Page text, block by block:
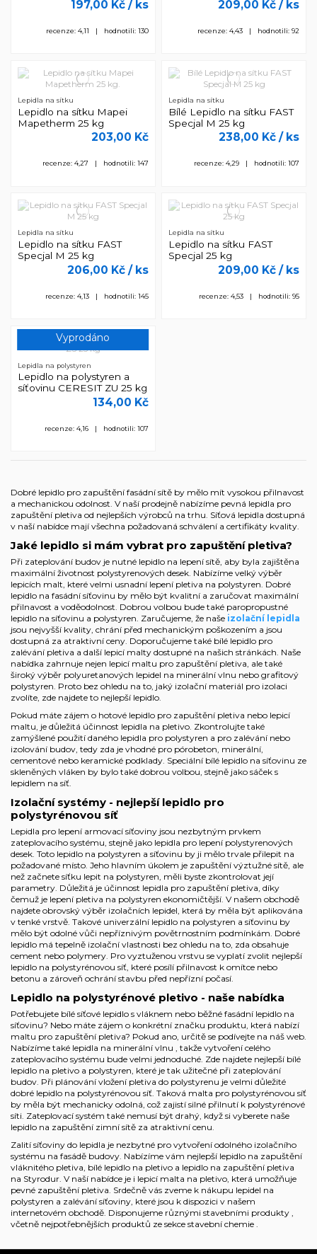
197,00 Kč / ks
recenze: 4,11 | hodnotili: 130
209,00 Kč / ks
recenze: 4,43 | hodnotili: 92
Lepidla na sítku
Lepidlo na sítku Mapei
Mapetherm 25 kg
203,00 Kč
recenze: 4,27 | hodnotili: 147
Lepidla na sítku
Bílé Lepidlo na sítku FAST
Specjal M 25 kg
238,00 Kč / ks
recenze: 4,29 | hodnotili: 107
Lepidla na sítku
Lepidlo na sítku FAST
Specjal M 25 kg
206,00 Kč / ks
recenze: 4,13 | hodnotili: 145
Lepidla na sítku
Lepidlo na sítku FAST
Specjal 25 kg
209,00 Kč / ks
recenze: 4,53 | hodnotili: 95
Vyprodáno
Lepidla na polystyren
Lepidlo na polystyren a
síťovinu CERESIT ZU 25 kg
134,00 Kč
recenze: 4,16 | hodnotili: 107
Dobré lepidlo pro zapuštění fasádní sítě by mělo mít vysokou přilnavost
a mechanickou odolnost. V naší prodejně nabízíme pevná lepidla pro
zapuštění pletiva od nejlepších výrobců na trhu. Síťová lepidla dostupná
v naší nabídce mají všechna požadovaná schválení a certifikáty kvality.
Jaké lepidlo si mám vybrat pro zapuštění pletiva?
Při zateplování budov je nutné lepidlo na lepení sítě, aby byla zajištěna
maximální životnost polystyrenových desek. Nabízíme velký výběr
lepicích malt, které velmi usnadní lepení pletiva na polystyren. Dobré
lepidlo na fasádní síťovinu by mělo být kvalitní a zaručovat maximální
přilnavost a voděodolnost. Dobrou volbou bude také paropropustné
lepidlo na síťovinu a polystyren. Zaručujeme, že naše izolační lepidla
jsou nejvyšší kvality, chrání před mechanickým poškozením a jsou
dostupná za atraktivní ceny. Doporučujeme také bílé lepidlo pro
zalévání pletiva a další lepicí malty dostupné na našich stránkách. Naše
nabídka zahrnuje nejen lepicí maltu pro zapuštění pletiva, ale také
široký výběr polyuretanových lepidel na minerální vlnu nebo grafitový
polystyren. Proto bez ohledu na to, jaký izolační materiál pro izolaci
zvolíte, zde najdete to nejlepší lepidlo.
Pokud máte zájem o hotové lepidlo pro zapuštění pletiva nebo lepicí
maltu, je důležitá účinnost lepidla na pletivo. Zkontrolujte také
zamýšlené použití daného lepidla pro polystyren a pro zalévání nebo
izolování budov, tedy zda je vhodné pro pórobeton, minerální,
cementové nebo keramické podklady. Speciální bílé lepidlo na síťovinu ze
skleněných vláken by bylo také dobrou volbou, stejně jako sáček s
lepidlem na síť.
Izolační systémy - nejlepší lepidlo pro
polystyrénovou síť
Lepidla pro lepení armovací síťoviny jsou nezbytným prvkem
zateplovacího systému, stejně jako lepidla pro lepení polystyrenových
desek. Toto lepidlo na polystyren a síťovinu by ji mělo trvale přilepit na
požadované místo. Jeho hlavním úkolem je zapuštění výztužné sítě, ale
než začnete síťku lepit na polystyren, měli byste zkontrolovat její
parametry. Důležitá je účinnost lepidla pro zapuštění pletiva, díky
čemuž je lepení pletiva na polystyren ekonomičtější. V našem obchodě
najdete obrovský výběr izolačních lepidel, která by měla být aplikována
v tenké vrstvě. Takové univerzální lepidlo na polystyren a síťovinu by
mělo být odolné vůči nepříznivým povětrnostním podmínkám. Dobré
lepidlo má tepelně izolační vlastnosti bez ohledu na to, zda obsahuje
cement nebo polymery. Pro vyztuženou vrstvu se vyplatí zvolit nejlepší
lepidlo na polystyrénovou síť, které posílí přilnavost k omítce nebo
betonu a zároveň ochrání stavbu před nepřízní počasí.
Lepidlo na polystyrénové pletivo - naše nabídka
Potřebujete bílé síťové lepidlo s vláknem nebo běžné fasádní lepidlo na
síťovinu? Nebo máte zájem o konkrétní značku produktu, která nabízí
maltu pro zapuštění pletiva? Pokud ano, určitě se podívejte na náš web.
Nabízíme také lepidla na minerální vlnu , takže vytvoření celého
zateplovacího systému bude velmi jednoduché. Zde najdete nejlepší bílé
lepidlo na pletivo a polystyren, které je tak užitečné při zateplování
budov. Při plánování vložení pletiva do polystyrenu je velmi důležité
dobré lepidlo na polystyrénovou síť. Taková malta pro polystyrénovou síť
by měla být mechanicky odolná, což zajistí silné přilnutí k polystyrénové
síti. Zateplovací systém také nemusí být drahý, když si vyberete naše
lepidlo na zapuštění zimní sítě za atraktivní cenu.
Zalití síťoviny do lepidla je nezbytné pro vytvoření odolného izolačního
systému na fasádě budovy. Nabízíme vám nejlepší lepidlo na zapuštění
vláknitého pletiva, bílé lepidlo na pletivo a lepidlo na zapuštění pletiva
na Styrodur. V naší nabídce je i lepicí malta na pletivo, která umožňuje
pevné zapuštění pletiva. Srdečně vás zveme k nákupu lepidel na
polystyren a zalévání síťoviny, které jsou k dispozici v našem
internetovém obchodě. Disponujeme různými stavebními produkty ,
včetně nejpotřebnějších produktů ze sekce stavební chemie .